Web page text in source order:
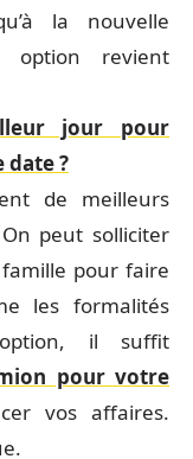
la nouvelle
option revient
jour pour
date ?
de meilleurs
peut solliciter
famille pour faire
les formalités
il suffit
pour votre
vos affaires.